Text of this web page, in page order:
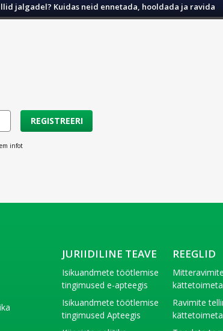
jalgadel? Kuidas neid ennetada, hooldada ja ravida
REGISTREERI
infot
JURIIDILINE TEAVE
Isikuandmete töötlemise
tingimused e-apteegis
Isikuandmete töötlemise
tingimused Apteegis
REEGLID
Ravimite